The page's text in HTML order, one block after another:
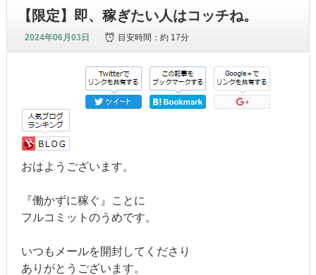
【限定】即、稼ぎたい人はコッチね。
2024年06月03日 目安時間：約 17分
おはようございます。
『働かずに稼ぐ』ことに
フルコミットのうめです。
いつもメールを開封してくださり
ありがとうございます。